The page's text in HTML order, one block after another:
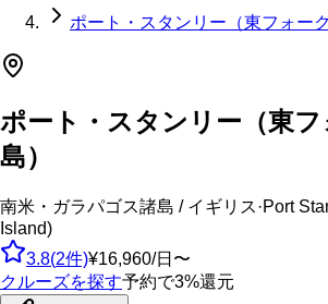
ポート・スタンリー（東フォー
ポート・スタンリー（東
島）
南米・ガラパゴス諸島 / イギリス·Port
Island)
3.8(2件)¥16,960/日〜
クルーズを探す予約で3%還元